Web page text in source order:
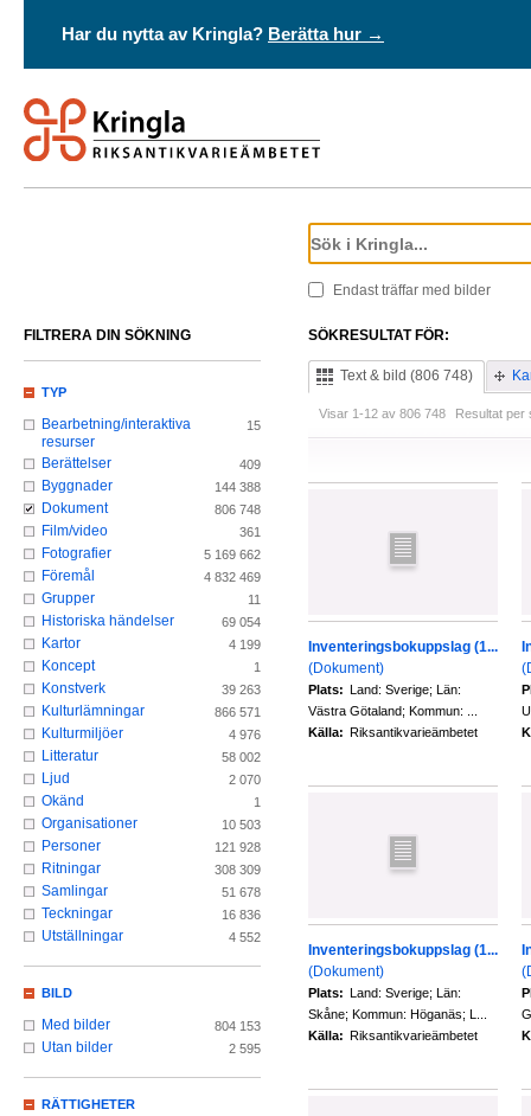
Har du nytta av Kringla? Berätta hur →
Endast träffar med bilder
SÖKRESULTAT FÖR:
Text & bild (806 748)
Visar 1-12 av 806 748 Resultat per
Inventeringsbokuppslag (1...
(Dokument)
Plats: Land: Sverige; Län:
Västra Götaland; Kommun: ...
Källa: Riksantikvarieämbetet
Inventeringsbokuppslag (1...
(Dokument)
Plats: Land: Sverige; Län:
Skåne; Kommun: Höganäs; L...
Källa: Riksantikvarieämbetet
FILTRERA DIN SÖKNING
TYP
Bearbetning/interaktiva
resurser
15
Berättelser 409
Byggnader 144 388
Dokument 806 748
Film/video 361
Fotografier 5 169 662
Föremål 4 832 469
Grupper 11
Historiska händelser 69 054
Kartor 4 199
Koncept 1
Konstverk 39 263
Kulturlämningar 866 571
Kulturmiljöer 4 976
Litteratur 58 002
Ljud 2 070
Okänd 1
Organisationer 10 503
Personer 121 928
Ritningar 308 309
Samlingar 51 678
Teckningar 16 836
Utställningar 4 552
BILD
Med bilder 804 153
Utan bilder 2 595
RÄTTIGHETER